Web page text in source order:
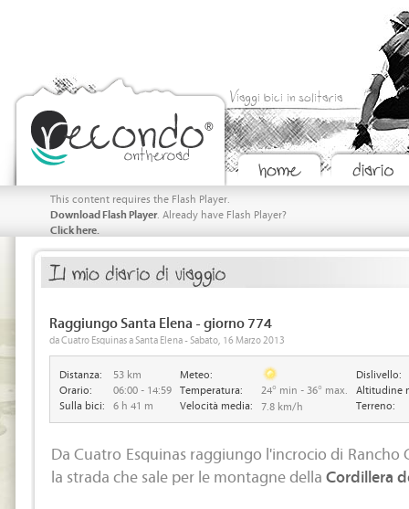
Viaggi bici in solitaria
This content requires the Flash Player.
Download Flash Player. Already have Flash Player?
Click here.
Raggiungo Santa Elena - giorno 774
da Cuatro Esquinas a Santa Elena - Sabato, 16 Marzo 2013
Distanza:
Orario:
Sulla bici:
53 km
06:00 - 14:59
6 h 41 m
Meteo:
Temperatura:
Velocità media:
24° min - 36° max.
7.8 km/h
Dislivello:
Altitudine
Terreno:
Da Cuatro Esquinas raggiungo l'incrocio di Rancho
la strada che sale per le montagne della Cordillera